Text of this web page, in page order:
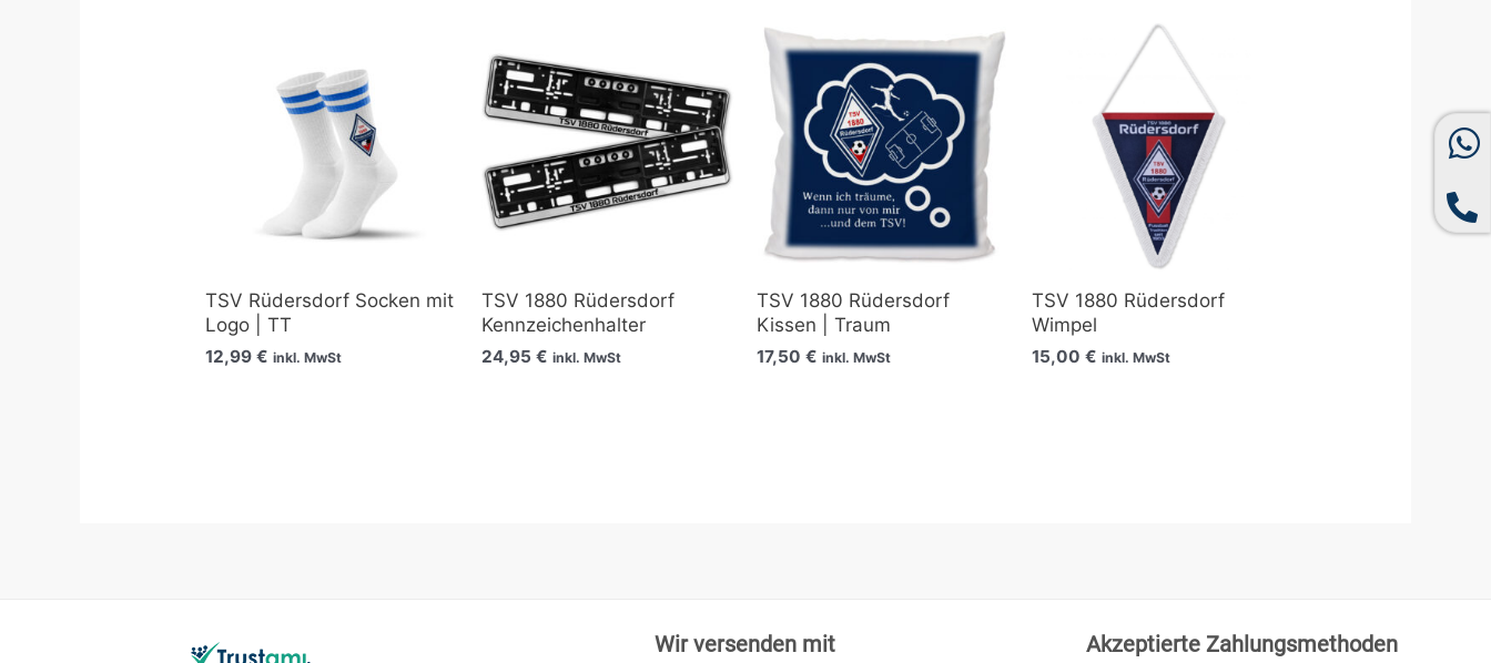
TSV Rüdersdorf Socken mit
Logo | TT
12,99€ inkl. MwSt
TSV 1880 Rüdersdorf
Kennzeichenhalter
24,95 € inkl. MwSt
TSV 1880 Rüdersdorf
Kissen | Traum
17,50 € inkl. MwSt
TSV 1880 Rüdersdorf
Wimpel
15,00€ inkl. MwSt
Wir versenden mit Akzeptierte Zahlungsmethoden